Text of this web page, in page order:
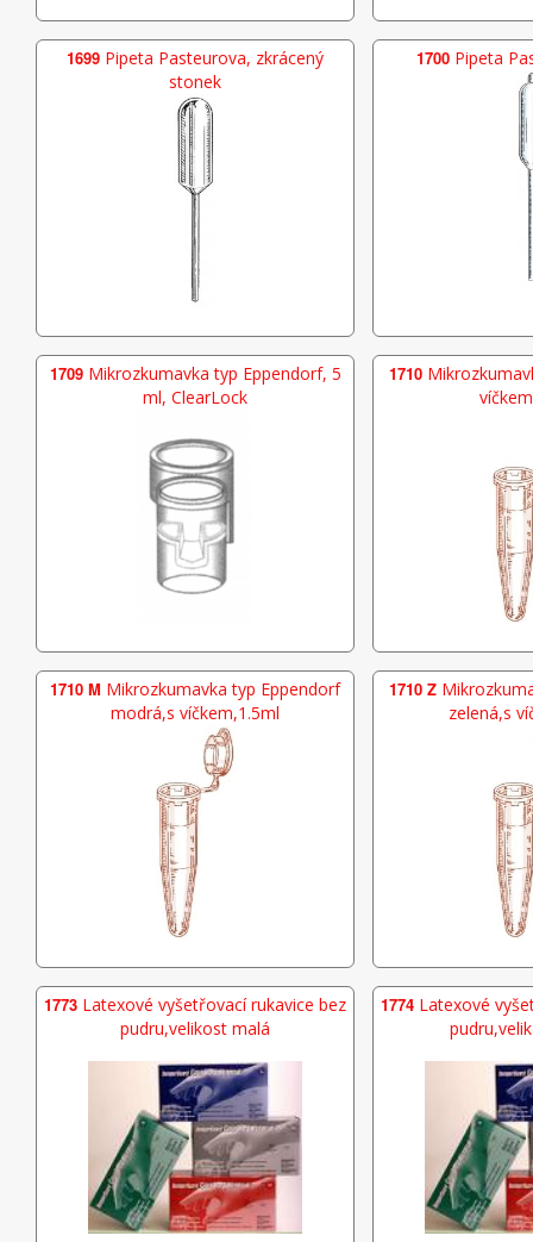
1699 Pipeta Pasteurova, zkrácený
stonek
1700Pipeta
1709Mikrozkumavka typ Eppendorf, 5
ml, ClearLock
1710
1710 M Mikrozkumavka typ Eppendorf
modrá,s víčkem,1.5ml
1710 Z
zelená,s
1773 Latexové vyšetřovací rukavice bez
pudru,velikost malá
1774 Latexové